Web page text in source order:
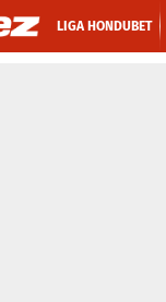
LIGA HONDUBET